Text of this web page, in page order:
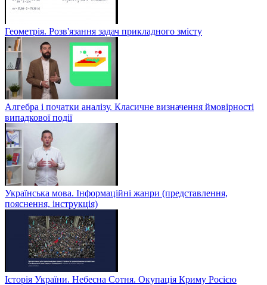
Геометрія. Розв'язання задач прикладного змісту
Алгебра і початки аналізу. Класичне визначення ймовірності
випадкової події
Українська мова. Інформаційні жанри (представлення,
пояснення, інструкція)
Історія України. Небесна Сотня. Окупація Криму Росією